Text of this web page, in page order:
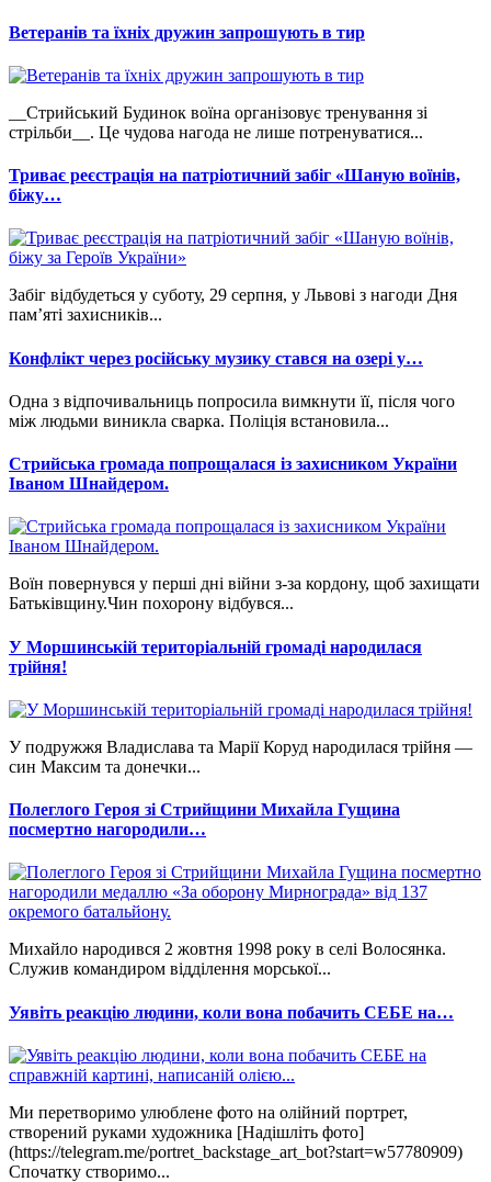
Ветеранів та їхніх дружин запрошують в тир
__Стрийський Будинок воїна організовує тренування зі
стрільби__. Це чудова нагода не лише потренуватися...
Триває реєстрація на патріотичний забіг «Шаную воїнів,
біжу…
Забіг відбудеться у суботу, 29 серпня, у Львові з нагоди Дня
пам’яті захисників...
Конфлікт через російську музику стався на озері у…
Одна з відпочивальниць попросила вимкнути її, після чого
між людьми виникла сварка. Поліція встановила...
Стрийська громада попрощалася із захисником України
Іваном Шнайдером.
Воїн повернувся у перші дні війни з-за кордону, щоб захищати
Батьківщину.Чин похорону відбувся...
У Моршинській територіальній громаді народилася
трійня!
У подружжя Владислава та Марії Коруд народилася трійня —
син Максим та донечки...
Полеглого Героя зі Стрийщини Михайла Гущина
посмертно нагородили…
Михайло народився 2 жовтня 1998 року в селі Волосянка.
Служив командиром відділення морської...
Уявіть реакцію людини, коли вона побачить СЕБЕ на…
Ми перетворимо улюблене фото на олійний портрет,
створений руками художника [Надішліть фото]
(https://telegram.me/portret_backstage_art_bot?start=w57780909)
Спочатку створимо...